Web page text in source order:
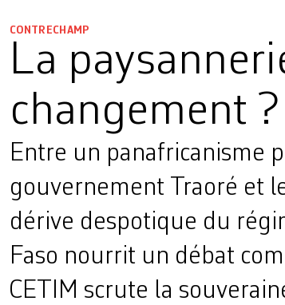
CONTRECHAMP
La
changement ?
Entre un panafricanisme
gouvernement Traoré et
dérive despotique du
Faso nourrit un débat
CETIM scrute la